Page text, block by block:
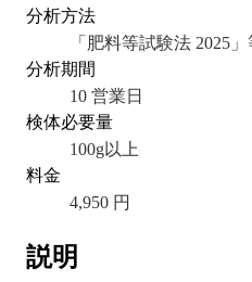
分析方法
「肥料等試験法 2025」
分析期間
10 営業日
検体必要量
100g以上
料金
4,950 円
説明